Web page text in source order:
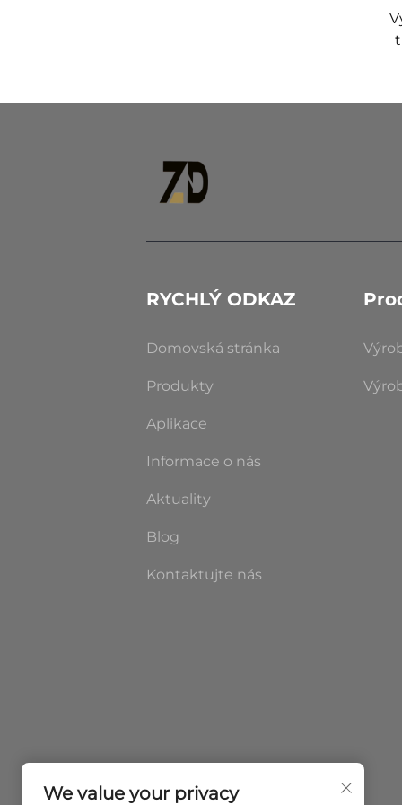
RYCHLÝ ODKAZ
Domovská stránka
Produkty
Aplikace
Informace o nás
Aktuality
Blog
Kontaktujte nás
We value your privacy